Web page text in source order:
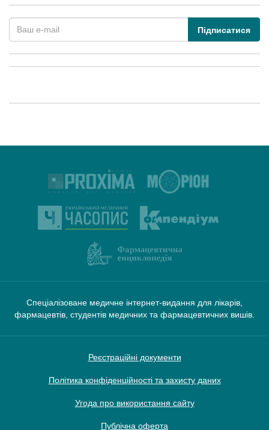
Підписатися
Спеціалізоване медичне інтернет-видання для лікарів,
фармацевтів, студентів медичних та фармацевтичних вишів.
Реєстраційні документи
Політика конфіденційності та захисту даних
Угода про використання сайту
Публічна оферта